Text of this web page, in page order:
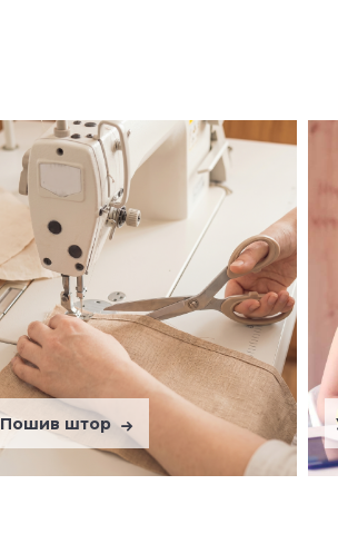
Пошив штор